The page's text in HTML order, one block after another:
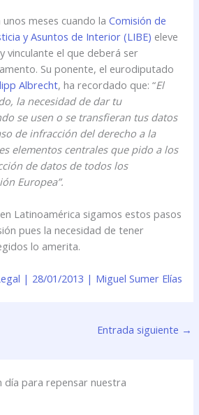
meses cuando laComisión de
y Asuntos de Interior (LIBE) eleve
vinculante el que deberá ser
Su ponente, el eurodiputado
Albrecht, ha recordado que: “El
la necesidad de dar tu
se usen o se transfieran tus datos
de infracción del derecho a la
elementos centrales que pido a los
de datos de todos los
Europea”.
Latinoamérica sigamos estos pasos
pues la necesidad de tener
lo amerita.
| 28/01/2013 | Miguel Sumer Elías
Entrada siguiente →
día para repensar nuestra